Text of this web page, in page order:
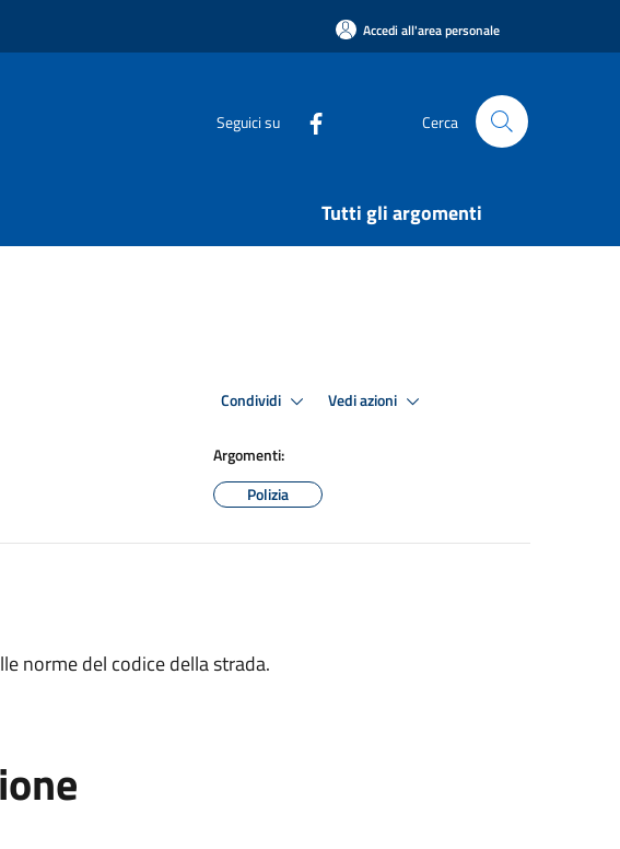
Accedi all'area personale
Seguici su Cerca
Tutti gli argomenti
Condividi Vedi azioni
Argomenti:
Polizia
norme del codice della strada.